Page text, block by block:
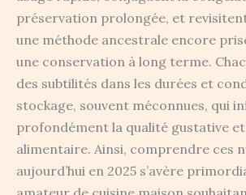
préservation prolongée, et
une méthode ancestrale encore
une conservation à long terme.
des subtilités dans les durées et
stockage, souvent méconnues, qui
profondément la qualité gustative
alimentaire. Ainsi, comprendre ces
aujourd’hui en 2025 s’avère